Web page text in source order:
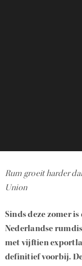
Rum groeit harder
Union
Sinds deze zomer is
Nederlandse
met vijftien
definitief voorbij.